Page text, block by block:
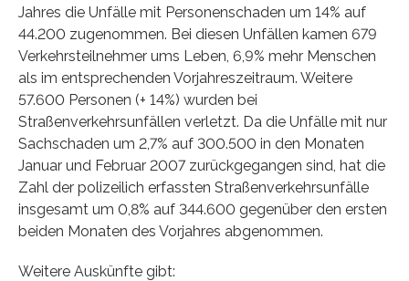
Jahres die Unfälle mit Personenschaden um 14% auf
44.200 zugenommen. Bei diesen Unfällen kamen 679
Verkehrsteilnehmer ums Leben, 6,9% mehr Menschen
als im entsprechenden Vorjahreszeitraum. Weitere
57.600 Personen (+ 14%) wurden bei
Straßenverkehrsunfällen verletzt. Da die Unfälle mit nur
Sachschaden um 2,7% auf 300.500 in den Monaten
Januar und Februar 2007 zurückgegangen sind, hat die
Zahl der polizeilich erfassten Straßenverkehrsunfälle
insgesamt um 0,8% auf 344.600 gegenüber den ersten
beiden Monaten des Vorjahres abgenommen.
Weitere Auskünfte gibt: